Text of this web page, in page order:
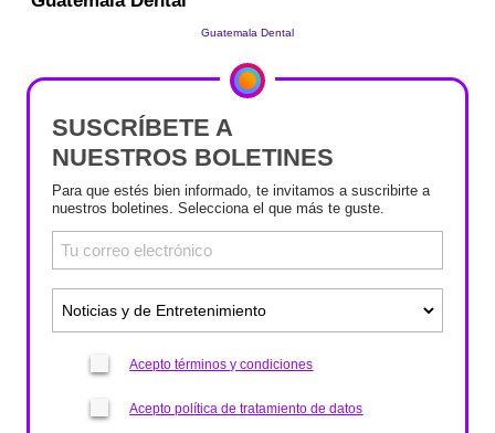
SUSCRÍBETE A
NUESTROS BOLETINES
Para que estés bien informado, te invitamos a suscribirte a
nuestros boletines. Selecciona el que más te guste.
Acepto términos y condiciones
Acepto política de tratamiento de datos